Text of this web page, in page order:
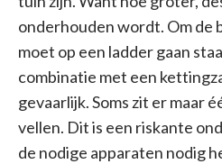
onderhouden wordt. Om de
moet op een ladder gaan
combinatie met een
gevaarlijk. Soms zit er maar
vellen. Dit is een riskante
de nodige apparaten nodig